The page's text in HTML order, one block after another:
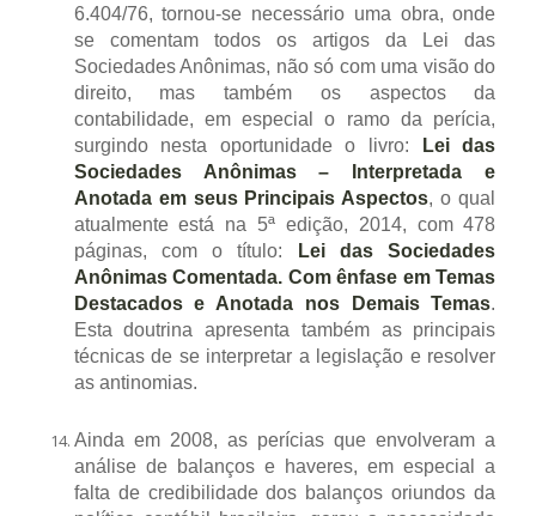
6.404/76, tornou-se necessário uma obra, onde
se comentam todos os artigos da Lei das
Sociedades Anônimas, não só com uma visão do
direito, mas também os aspectos da
contabilidade, em especial o ramo da perícia,
surgindo nesta oportunidade o livro:
Lei das
Sociedades Anônimas – Interpretada e
Anotada em seus Principais Aspectos, o qual
atualmente está na 5ª edição, 2014, com 478
páginas, com o título:
Lei das Sociedades
Anônimas Comentada. Com ênfase em Temas
Destacados e Anotada nos Demais Temas.
Esta doutrina apresenta também as principais
técnicas de se interpretar a legislação e resolver
as antinomias.
Ainda em 2008, as perícias que envolveram a
análise de balanços e haveres, em especial a
falta de credibilidade dos balanços oriundos da